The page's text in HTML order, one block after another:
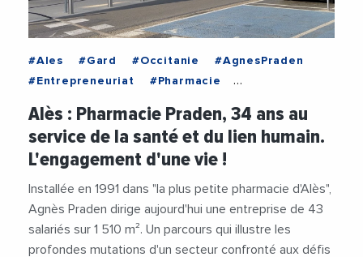
#Ales #Gard #Occitanie
#AgnesPraden
#Entrepreneuriat
#Pharmacie
#VieDesEntreprises
Alès : Pharmacie Praden, 34 ans au
service de la santé et du lien humain.
L'engagement d'une vie !
Installée en 1991 dans "la plus petite pharmacie d'Alès",
Agnès Praden dirige aujourd'hui une entreprise de 43
salariés sur 1 510 m². Un parcours qui illustre les
profondes mutations d'un secteur confronté aux défis